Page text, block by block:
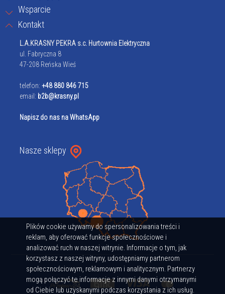
Plików cookie używamy do spersonalizowania treści i
reklam, aby oferować funkcje społecznościowe i
analizować ruch w naszej witrynie. Informacje o tym, jak
korzystasz z naszej witryny, udostępniamy partnerom
społecznościowym, reklamowym i analitycznym. Partnerzy
mogą połączyć te informacje z innymi danymi otrzymanymi
od Ciebie lub uzyskanymi podczas korzystania z ich usług.
Wsparcie
Kontakt
L.A.KRASNY PEKRA s.c. Hurtownia Elektryczna
ul. Fabryczna 8
47-208 Reńska Wieś
telefon: +48 880 846 715
email: b2b@krasny.pl
Napisz do nas na WhatsApp
Nasze sklepy